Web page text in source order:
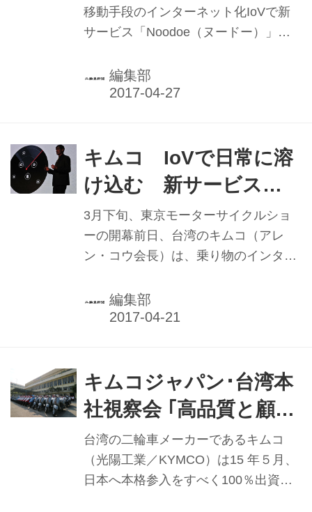
集大成として開発され、「台湾国内ソ
フトウェアの実力と連携して、業界大
ていく」（アレン・コウ会長）とし
て、満を持し...
移動手段のインターネット化IoVで新
サービス「Noodoe（ヌードー）」を3
ン・コウ会長が本紙の取材に応じた。
ヌードーとスクーターの融合を踏ま
編集部
キムコ IoVで日常に溶
け込む 新サービス
｢Noodoe｣発表 天候や
近隣情報、メールなど表
示
3月下旬、東京モーターサイクルショ
ーの開幕前日、台湾のキムコ（アレ
ン・コウ会長）は、乗り物のインター
「Noodoe（ヌードー）」を日本で発
表した。専用アプリケーション(アプ
両のメーターパネルの着せ替えや目的
地の天候確認、近隣情報、eメールな
どの通知を表示できるようにした。
編集部
キムコジャパン･台湾本
社視察会 ｢高品質と顧客
サポートにこだわる｣日
本市場への積極展開を開
始
台湾の二輪車メーカーであるキムコ
（光陽工業／KYMCO）は15 年５月、
日本へ本格参入をすべく100％出資の